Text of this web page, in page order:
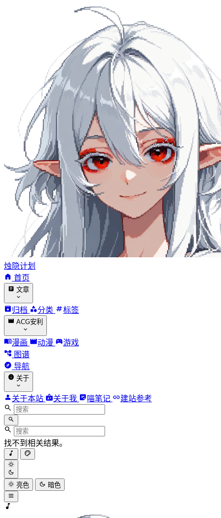
烛隐计划
首页
文章
归档 分类 标签
ACG安利
漫画 动漫
游戏
图谱
导航
关于
关于本站 关于我 喵笔记 建站参考
找不到相关结果。
亮色 暗色